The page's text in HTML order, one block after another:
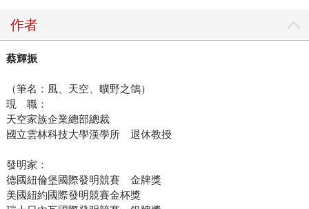
作者
蔡輝振
（筆名：風、天空、曠野之鴿）
現 職：
天空家族企業總部總裁
國立雲林科技大學漢學所 退休教授
發明家：
德國紐倫堡國際發明競賽 金牌獎
美國紐約國際發明競賽金杯獎